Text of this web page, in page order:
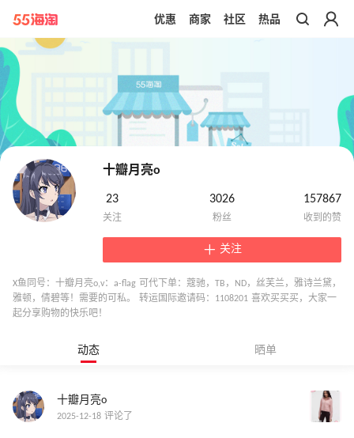
带你去官网买正品
优惠 商家 社区 热品
十瓣月亮o
23 3026 157867
关注
X鱼同号：十瓣月亮o,v：a-flag 可代下单：蔻驰，TB，ND，丝芙兰，雅诗兰黛，
雅顿，倩碧等！需要的可私。 转运国际邀请码：1108201 喜欢买买买，大家一
起分享购物的快乐吧！
动态 晒单
十瓣月亮o
2025-12-18 评论了